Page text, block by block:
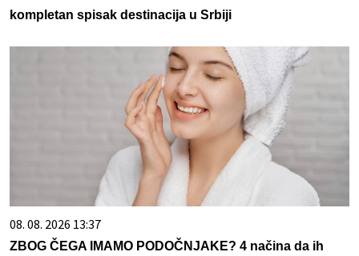
kompletan spisak destinacija u Srbiji
08. 08. 2026 13:37
ZBOG ČEGA IMAMO PODOČNJAKE? 4 načina da ih